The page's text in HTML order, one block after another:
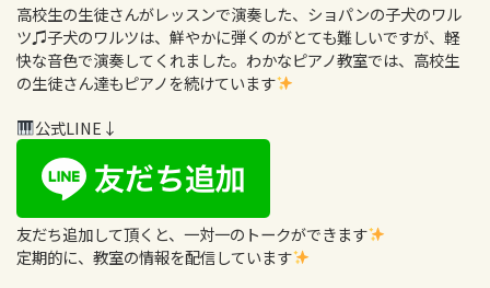
高校生の生徒さんがレッスンで演奏した、ショパンの子犬のワル
ツ♫子犬のワルツは、鮮やかに弾くのがとても難しいですが、軽
快な音色で演奏してくれました。わかなピアノ教室では、高校生
の生徒さん達もピアノを続けています
公式LINE↓
友だち追加して頂くと、一対一のトークができます
定期的に、教室の情報を配信しています